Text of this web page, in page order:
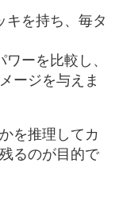
キを持ち、毎タ
ーを比較し、
ージを与えま
を推理してカ
るのが目的で